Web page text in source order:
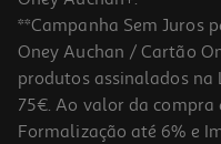
**Campanha Sem Juros
Oney Auchan / Cartão
produtos assinalados
75€. Ao valor da compra
Formalização até 6% e